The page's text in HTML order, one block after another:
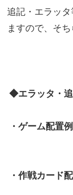
追記・エラッ
ますので、そ
◆エラッタ・
・ゲーム配置例
・作戦カード